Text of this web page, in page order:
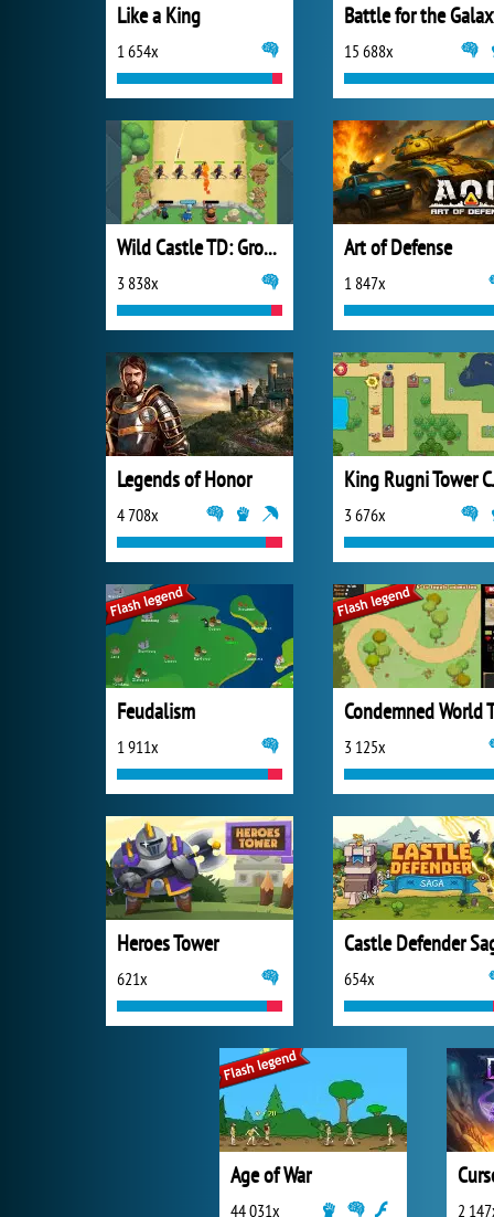
Like a King
1 654x
Battle for the
15 688x
Wild Castle TD: Grow Empire
3 838x
Art of Defense
1 847x
Legends of Honor
4 708x
King
3 676x
Feudalism
1 911x
Condemned World
3 125x
Heroes Tower
621x
Castle Defender
654x
Age of War
44 031x 2